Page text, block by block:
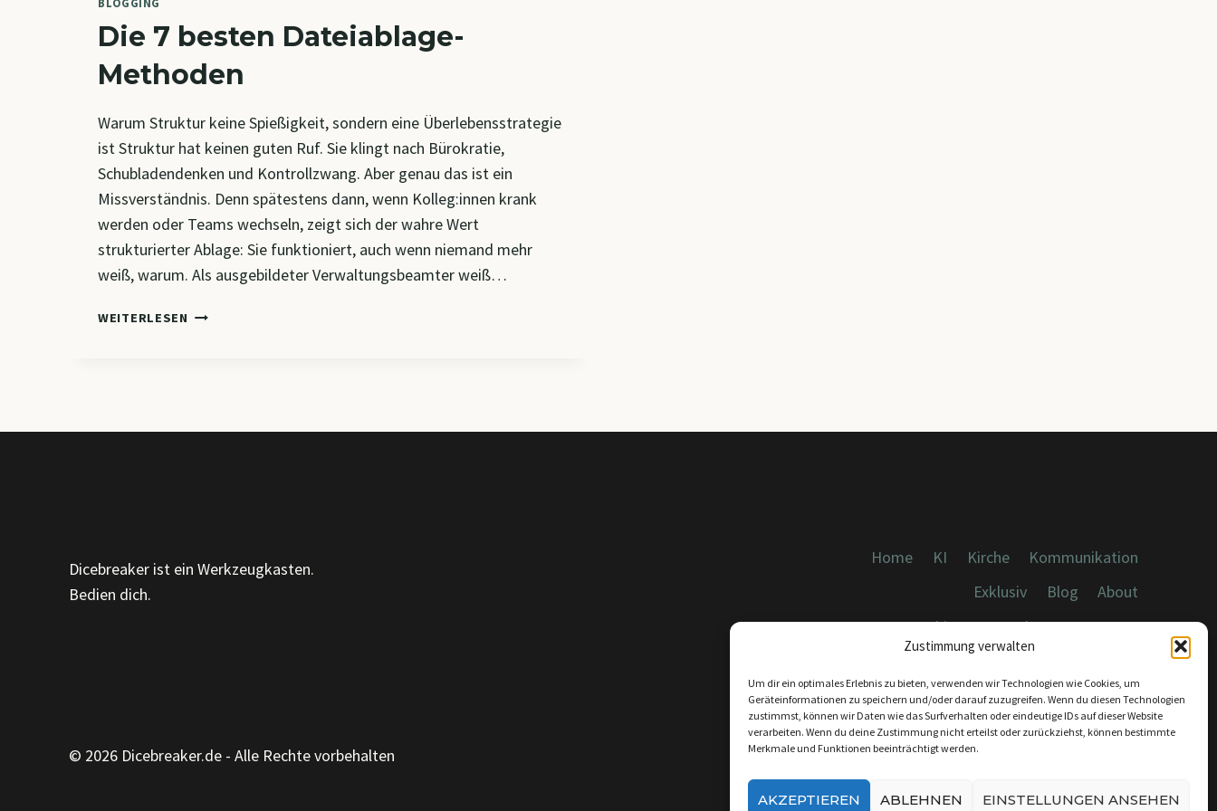
Zustimmung verwalten
Um dir ein optimales Erlebnis zu bieten, verwenden wir Technologien wie Cookies, um
Geräteinformationen zu speichern und/oder darauf zuzugreifen. Wenn du diesen Technologien
zustimmst, können wir Daten wie das Surfverhalten oder eindeutige IDs auf dieser Website
verarbeiten. Wenn du deine Zustimmung nicht erteilst oder zurückziehst, können bestimmte
Merkmale und Funktionen beeinträchtigt werden.
AKZEPTIEREN ABLEHNEN EINSTELLUNGEN ANSEHEN
BLOGGING
Die 7 besten Dateiablage-
Methoden
Warum Struktur keine Spießigkeit, sondern eine Überlebensstrategie
ist Struktur hat keinen guten Ruf. Sie klingt nach Bürokratie,
Schubladendenken und Kontrollzwang. Aber genau das ist ein
Missverständnis. Denn spätestens dann, wenn Kolleg:innen krank
werden oder Teams wechseln, zeigt sich der wahre Wert
strukturierter Ablage: Sie funktioniert, auch wenn niemand mehr
weiß, warum. Als ausgebildeter Verwaltungsbeamter weiß…
WEITERLESEN DIE
Dicebreaker ist ein Werkzeugkasten.
Bedien dich.
Home KI Kirche
Kommunikation
Exklusiv
Blog
About
Cookies, Datenschutz, Impressum
© 2026 Dicebreaker.de - Alle Rechte vorbehalten
KONTAKT: